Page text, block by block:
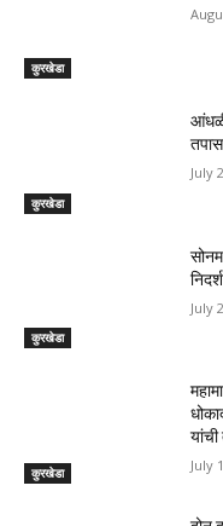
कुरखेडा
कुरखेडा
July
कुरखेडा
July
कुरखेडा July